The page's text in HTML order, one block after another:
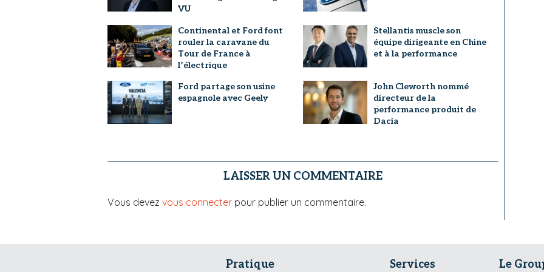
VU
Continental et Ford font
rouler la caravane du
Tour de France à
l’électrique
Stellantis muscle son
équipe dirigeante en Chine
et à la performance
Ford partage son usine
espagnole avec Geely
John Cleworth nommé
directeur de la
performance produit de
Dacia
LAISSER UN COMMENTAIRE
Vous devez vous connecter pour publier un commentaire.
Pratique Services Le